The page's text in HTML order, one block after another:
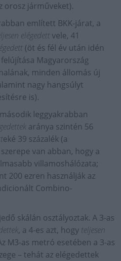
orosz járműveket).
említett BKK-járat, a
elégedettvele, 41
(öt és fél év után idén
Magyarország
minden állomás új
nagy hangsúlyt
is).
leggyakrabban
aránya szintén 56
eké 39 százalék (a
van abban, hogy a
villamoshálózata;
200 ezren használják az
Combino-
skálán osztályoztak. A 3-as
, a 4-es azt, hogy teljesen
M3-as metró esetében a 3-as
– tehát az elégedettek